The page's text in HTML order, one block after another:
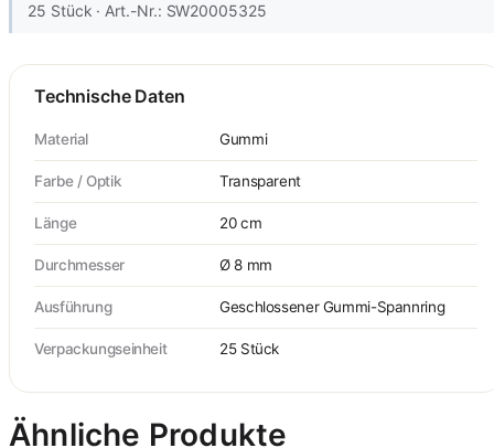
25 Stück · Art.-Nr.: SW20005325
Technische Daten
Material Gummi
Farbe / Optik Transparent
Länge 20 cm
Durchmesser Ø 8 mm
Ausführung Geschlossener Gummi-Spannring
Verpackungseinheit 25 Stück
Ähnliche Produkte